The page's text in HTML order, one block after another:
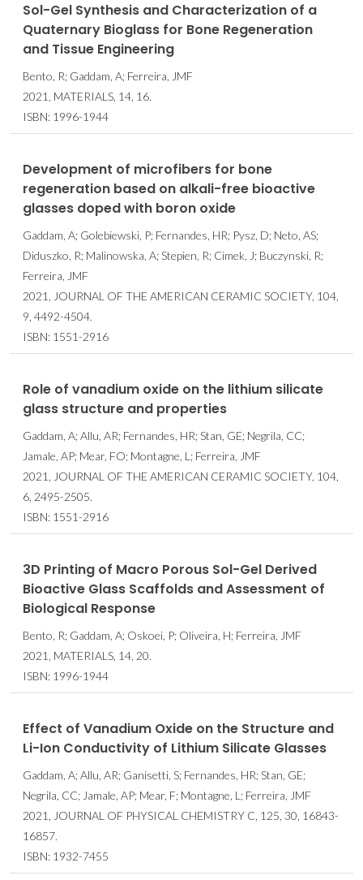
Sol-Gel Synthesis and Characterization of a
Quaternary Bioglass for Bone Regeneration
and Tissue Engineering
Bento, R; Gaddam, A; Ferreira, JMF
2021, MATERIALS, 14, 16.
ISBN: 1996-1944
Development of microfibers for bone
regeneration based on alkali-free bioactive
glasses doped with boron oxide
Gaddam, A; Golebiewski, P; Fernandes, HR; Pysz, D; Neto, AS;
Diduszko, R; Malinowska, A; Stepien, R; Cimek, J; Buczynski, R;
Ferreira, JMF
2021, JOURNAL OF THE AMERICAN CERAMIC SOCIETY, 104,
9, 4492-4504.
ISBN: 1551-2916
Role of vanadium oxide on the lithium silicate
glass structure and properties
Gaddam, A; Allu, AR; Fernandes, HR; Stan, GE; Negrila, CC;
Jamale, AP; Mear, FO; Montagne, L; Ferreira, JMF
2021, JOURNAL OF THE AMERICAN CERAMIC SOCIETY, 104,
6, 2495-2505.
ISBN: 1551-2916
3D Printing of Macro Porous Sol-Gel Derived
Bioactive Glass Scaffolds and Assessment of
Biological Response
Bento, R; Gaddam, A; Oskoei, P; Oliveira, H; Ferreira, JMF
2021, MATERIALS, 14, 20.
ISBN: 1996-1944
Effect of Vanadium Oxide on the Structure and
Li-Ion Conductivity of Lithium Silicate Glasses
Gaddam, A; Allu, AR; Ganisetti, S; Fernandes, HR; Stan, GE;
Negrila, CC; Jamale, AP; Mear, F; Montagne, L; Ferreira, JMF
2021, JOURNAL OF PHYSICAL CHEMISTRY C, 125, 30, 16843-
16857.
ISBN: 1932-7455